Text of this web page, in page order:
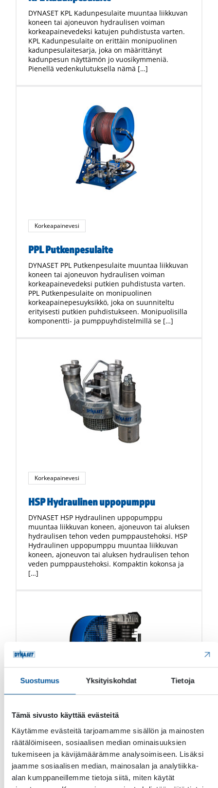
Suostumus Yksityiskohdat Tietoja
Tämä sivusto käyttää evästeitä
Käytämme evästeitä tarjoamamme sisällön ja mainosten
räätälöimiseen, sosiaalisen median ominaisuuksien
tukemiseen ja kävijämäärämme analysoimiseen. Lisäksi
jaamme sosiaalisen median, mainosalan ja analytiikka-
alan kumppaneillemme tietoja siitä, miten käytät
DYNASET KPL Kadunpesulaite muuntaa liikkuvan
koneen tai ajoneuvon hydraulisen voiman
korkeapainevedeksi katujen puhdistusta varten.
KPL Kadunpesulaite on erittäin monipuolinen
kadunpesulaitesarja, joka on määrittänyt
kadunpesun näyttämön jo vuosikymmeniä.
Pienellä vedenkulutuksella nämä […]
Korkeapainevesi
PPL Putkenpesulaite
DYNASET PPL Putkenpesulaite muuntaa liikkuvan
koneen tai ajoneuvon hydraulisen voiman
korkeapainevedeksi putkien puhdistusta varten.
PPL Putkenpesulaite on monipuolinen
korkeapainepesuyksikkö, joka on suunniteltu
erityisesti putkien puhdistukseen. Monipuolisilla
komponentti- ja pumppuyhdistelmillä se […]
Korkeapainevesi
HSP Hydraulinen uppopumppu
DYNASET HSP Hydraulinen uppopumppu
muuntaa liikkuvan koneen, ajoneuvon tai aluksen
hydraulisen tehon veden pumppaustehoksi. HSP
Hydraulinen uppopumppu muuntaa liikkuvan
koneen, ajoneuvon tai aluksen hydraulisen tehon
veden pumppaustehoksi. Kompaktin kokonsa ja
[…]
Paineilma
HK Hydraulinen mäntäkompressori
DYNASET HK Hydraulinen mäntäkompressori
muuntaa liikkuvan koneen, ajoneuvon tai aluksen